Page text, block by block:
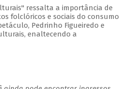
ressalta a importância de
folclóricos e sociais do consumo
Pedrinho Figueiredo e
enaltecendo a